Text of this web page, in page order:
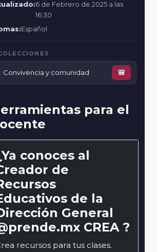
6 de Febrero de 2025 a las
16:30
Español
Convivencia y comunidad 🎒
para el
conoces al
de
de la
General
CREA ?
recursos para tus clases.